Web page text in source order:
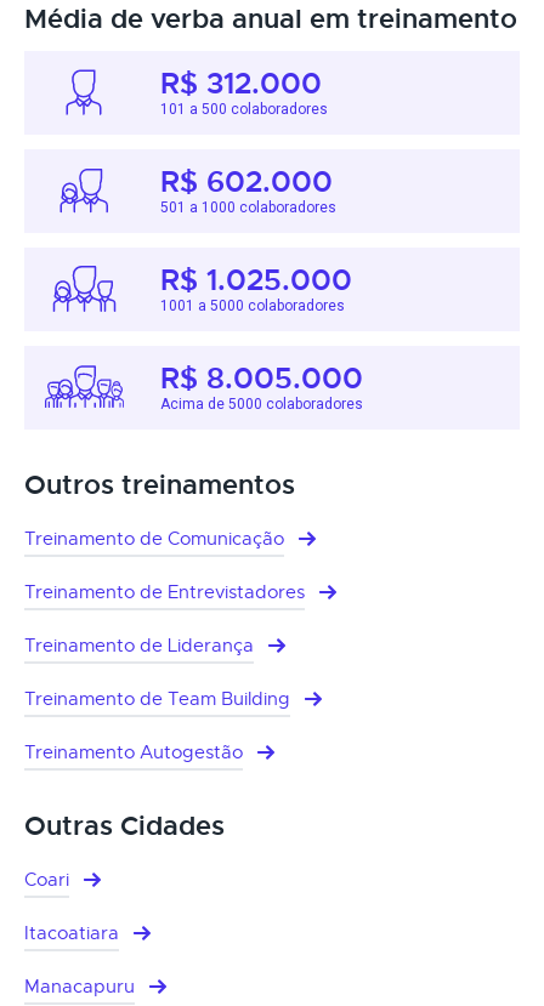
Média de verba anual em treinamento
R$ 312.000
101 a 500 colaboradores
R$ 602.000
501 a 1000 colaboradores
R$ 1.025.000
1001 a 5000 colaboradores
R$ 8.005.000
Acima de 5000 colaboradores
Outros treinamentos
Treinamento de Comunicação
Treinamento de Entrevistadores
Treinamento de Liderança
Treinamento de Team Building
Treinamento Autogestão
Outras Cidades
Coari
Itacoatiara
Manacapuru